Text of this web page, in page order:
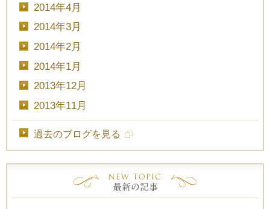
2014年4月
2014年3月
2014年2月
2014年1月
2013年12月
2013年11月
過去のブログを見る